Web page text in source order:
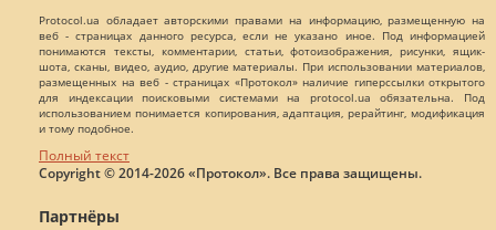
Protocol.ua обладает авторскими правами на информацию, размещенную на
веб - страницах данного ресурса, если не указано иное. Под информацией
понимаются тексты, комментарии, статьи, фотоизображения, рисунки, ящик-
шота, сканы, видео, аудио, другие материалы. При использовании материалов,
размещенных на веб - страницах «Протокол» наличие гиперссылки открытого
для индексации поисковыми системами на protocol.ua обязательна. Под
использованием понимается копирования, адаптация, рерайтинг, модификация
и тому подобное.
Полный текст
Copyright © 2014-2026 «Протокол». Все права защищены.
Партнёры